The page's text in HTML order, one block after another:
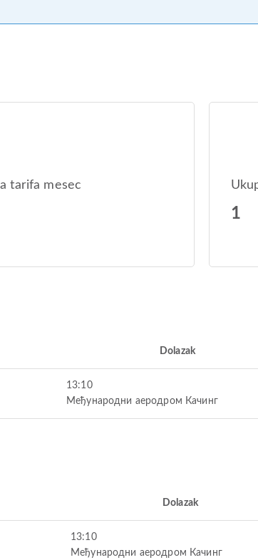
tarifa mesec
1
Dolazak
13:10
Међународни аеродром Качинг
Dolazak
13:10
Међународни аеродром Качинг